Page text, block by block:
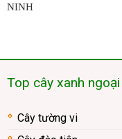
NINH
Top cây xanh
Cây tường vi